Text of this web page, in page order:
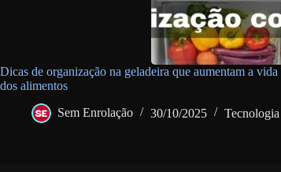
Dicas de organização na geladeira que aumentam a
dos alimentos
Sem Enrolação 30/10/2025 Tecnologia